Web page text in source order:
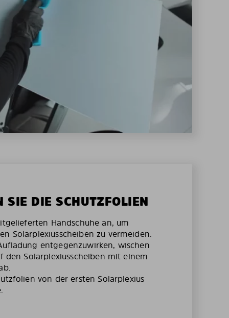
SIE DIE SCHUTZFOLIEN
Handschuhe an, um
Solarplexiusscheiben zu vermeiden.
entgegenzuwirken, wischen
den Solarplexiusscheiben mit einem
von der ersten Solarplexius